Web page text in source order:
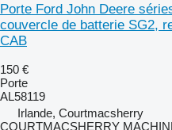
Porte Ford John Deere
couvercle de batterie SG2,
CAB
150 €
Porte
AL58119
Irlande, Courtmacsherry
COURTMACSHERRY